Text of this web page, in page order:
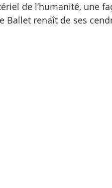
de l’humanité, une
renaît de ses